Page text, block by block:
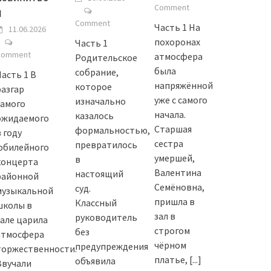
11.06.2026
1 В
году
в
царила
Comment
Часть 1
Родительское
собрание,
которое
изначально
казалось
формальностью,
превратилось
в
настоящий
суд.
Классный
руководитель
без
предупреждения
объявила
Comment
Часть 1 На
похоронах
атмосфера
была
напряжённой
уже с самого
начала.
Старшая
сестра
умершей,
Валентина
Семёновна,
пришла в
зал в
строгом
чёрном
платье, [...]